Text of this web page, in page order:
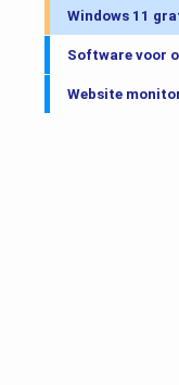
Windows 11
Software voor
Website